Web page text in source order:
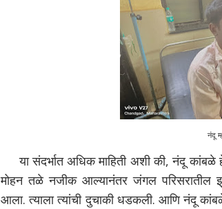
नंदू
या संदर्भात अधिक माहिती अशी की, नंदू कांबळे
मोहन तळे नजीक आल्यानंतर जंगल परिसरातील
आला. त्याला त्यांची दुचाकी धडकली. आणि नंदू